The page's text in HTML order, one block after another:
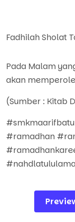
Fadhilah Sholat
Pada Malam
akan
(Sumber : Kitab
#ramadhan